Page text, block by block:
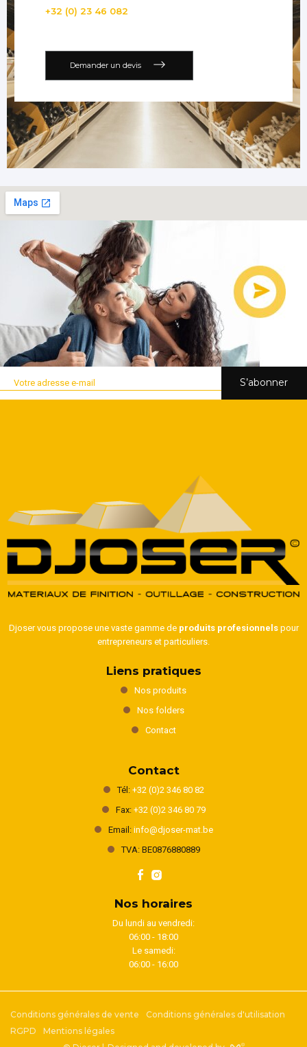
+32 (0) 23 46 082
Demander un devis
S’abonner
Djoser vous propose une vaste gamme de produits profesionnelspour
entrepreneurs et particuliers.
Liens pratiques
Nos produits
Nos folders
Contact
Contact
Tél: +32 (0)2 346 80 82
Fax: +32 (0)2 346 80 79
Email: info@djoser-mat.be
TVA: BE0876880889
Nos horaires
Du lundi au vendredi:
06:00 - 18:00
Le samedi:
06:00 - 16:00
Conditions générales de vente
Conditions générales d'utilisation
RGPD
Mentions légales